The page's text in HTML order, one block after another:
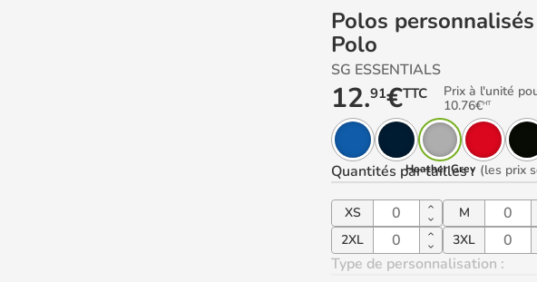
Polos personnalisés - SGE501 - Unisex
Polo
SG ESSENTIALS
12.91€TTC
Prix à l'unité
10.76€HT
Heather Grey
Quantités par tailles: (les prix
XS M
2XL
3XL
Type de personnalisation :